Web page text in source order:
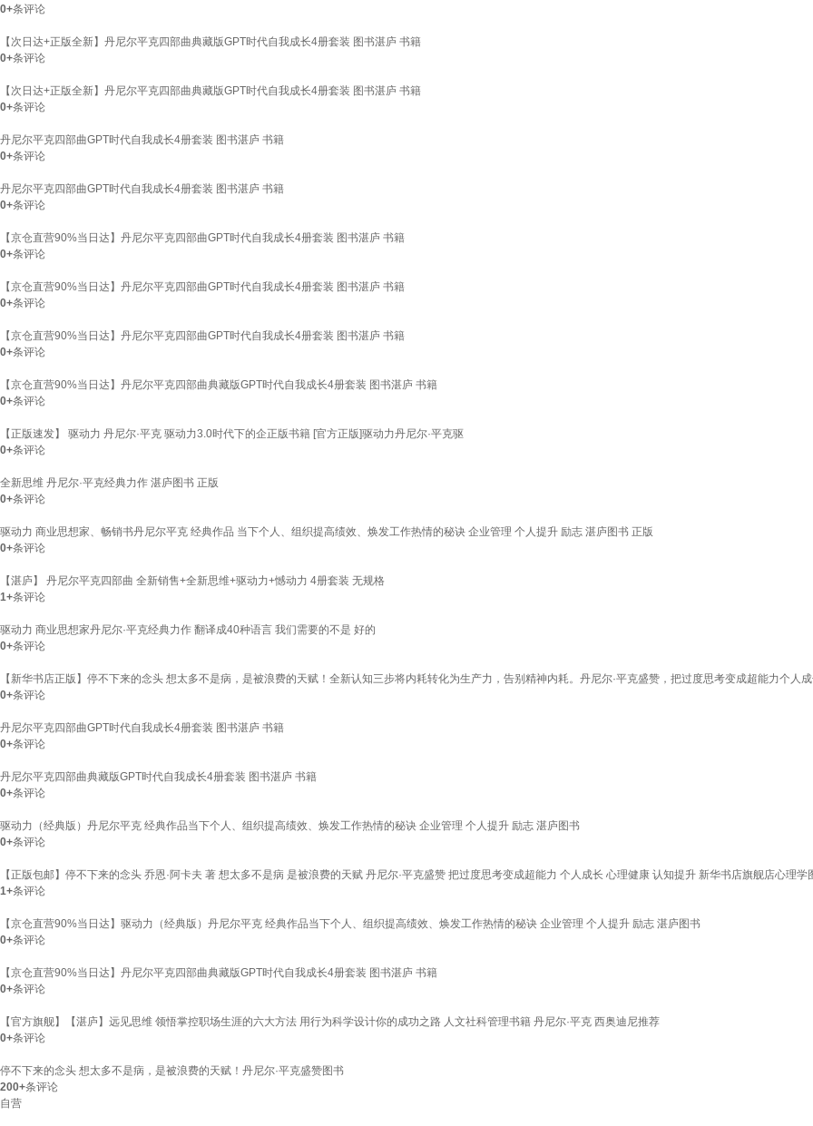
0+条评论
【次日达+正版全新】丹尼尔平克四部曲典藏版GPT时代自我成长4册套装 图书湛庐 书籍
0+条评论
【次日达+正版全新】丹尼尔平克四部曲典藏版GPT时代自我成长4册套装 图书湛庐 书籍
0+条评论
丹尼尔平克四部曲GPT时代自我成长4册套装 图书湛庐 书籍
0+条评论
丹尼尔平克四部曲GPT时代自我成长4册套装 图书湛庐 书籍
0+条评论
【京仓直营90%当日达】丹尼尔平克四部曲GPT时代自我成长4册套装 图书湛庐 书籍
0+条评论
【京仓直营90%当日达】丹尼尔平克四部曲GPT时代自我成长4册套装 图书湛庐 书籍
0+条评论
【京仓直营90%当日达】丹尼尔平克四部曲GPT时代自我成长4册套装 图书湛庐 书籍
0+条评论
【京仓直营90%当日达】丹尼尔平克四部曲典藏版GPT时代自我成长4册套装 图书湛庐 书籍
0+条评论
【正版速发】 驱动力 丹尼尔·平克 驱动力3.0时代下的企正版书籍 [官方正版]驱动力丹尼尔·平克驱
0+条评论
全新思维 丹尼尔·平克经典力作 湛庐图书 正版
0+条评论
驱动力 商业思想家、畅销书丹尼尔平克 经典作品 当下个人、组织提高绩效、焕发工作热情的秘诀 企业管理 个人提升 励志 湛庐图书 正版
0+条评论
【湛庐】 丹尼尔平克四部曲 全新销售+全新思维+驱动力+憾动力 4册套装 无规格
1+条评论
驱动力 商业思想家丹尼尔·平克经典力作 翻译成40种语言 我们需要的不是 好的
0+条评论
【新华书店正版】停不下来的念头 想太多不是病，是被浪费的天赋！全新认知三步将内耗转化为生产力，告别精神内耗。丹尼尔·平克盛赞，把过度思考变成超能力个人
0+条评论
丹尼尔平克四部曲GPT时代自我成长4册套装 图书湛庐 书籍
0+条评论
丹尼尔平克四部曲典藏版GPT时代自我成长4册套装 图书湛庐 书籍
0+条评论
驱动力（经典版）丹尼尔平克 经典作品当下个人、组织提高绩效、焕发工作热情的秘诀 企业管理 个人提升 励志 湛庐图书
0+条评论
【正版包邮】停不下来的念头 乔恩·阿卡夫 著 想太多不是病 是被浪费的天赋 丹尼尔·平克盛赞 把过度思考变成超能力 个人成长 心理健康 认知提升 新华书店旗舰店心理学
1+条评论
【京仓直营90%当日达】驱动力（经典版）丹尼尔平克 经典作品当下个人、组织提高绩效、焕发工作热情的秘诀 企业管理 个人提升 励志 湛庐图书
0+条评论
【京仓直营90%当日达】丹尼尔平克四部曲典藏版GPT时代自我成长4册套装 图书湛庐 书籍
0+条评论
【官方旗舰】【湛庐】远见思维 领悟掌控职场生涯的六大方法 用行为科学设计你的成功之路 人文社科管理书籍 丹尼尔·平克 西奥迪尼推荐
0+条评论
停不下来的念头 想太多不是病，是被浪费的天赋！丹尼尔·平克盛赞图书
200+条评论
自营